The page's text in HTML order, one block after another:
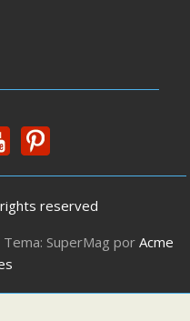
reserved
Tema: SuperMag por Acme